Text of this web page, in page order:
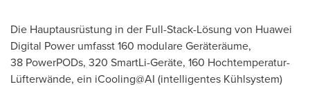
Die Hauptausrüstung in der Full-Stack-Lösung von Huawei
Digital Power umfasst 160 modulare Geräteräume,
38 PowerPODs, 320 SmartLi-Geräte, 160 Hochtemperatur-
Lüfterwände, ein iCooling@AI (intelligentes Kühlsystem)